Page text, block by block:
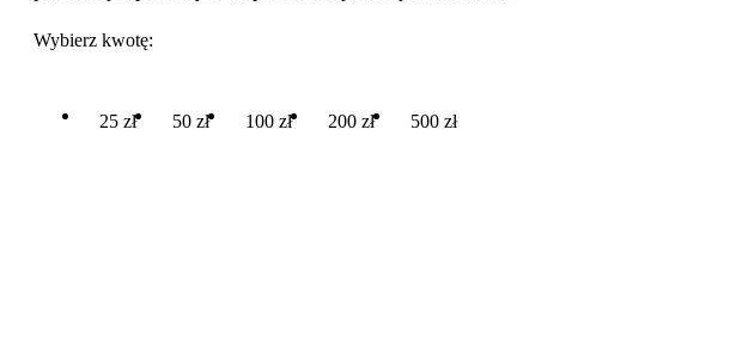
Wybierz kwotę:
25 zł 50 zł 100 zł 200 zł 500 zł